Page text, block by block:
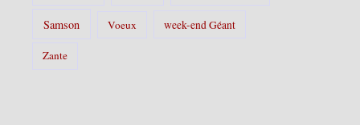
Samson Voeux week-end Géant
Zante